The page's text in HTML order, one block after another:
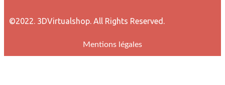
©2022. 3DVirtualshop. All Rights Reserved.
Mentions légales